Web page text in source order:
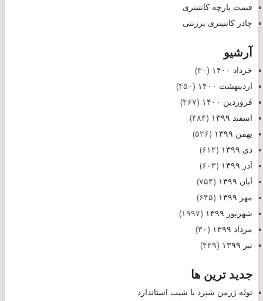
قیمت پارچه کانتینری
چادر کانتینری برزنتی
آرشیو
خرداد ۱۴۰۰
(۳۰)
اردیبهشت ۱۴۰۰
(۴۵۰)
فروردین ۱۴۰۰
(۴۶۷)
اسفند ۱۳۹۹
(۴۸۴)
بهمن ۱۳۹۹
(۵۲۶)
دی ۱۳۹۹
(۶۱۲)
آذر ۱۳۹۹
(۶۰۳)
آبان ۱۳۹۹
(۷۵۴)
مهر ۱۳۹۹
(۶۴۵)
شهریور ۱۳۹۹
(۱۹۹۷)
مرداد ۱۳۹۹
(۳۰)
تیر ۱۳۹۹
(۴۳۹)
جدید ترین ها
توله ژرمن شپرد با شیب استاندارد